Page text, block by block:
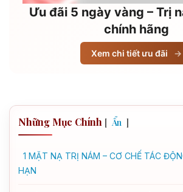
Ưu đãi 5 ngày vàng – Trị
chính hãng
Xem chi tiết ưu đãi →
Những Mục Chính [ Ẩn ]
1 MẶT NẠ TRỊ NÁM – CƠ CHẾ TÁC
HẠN